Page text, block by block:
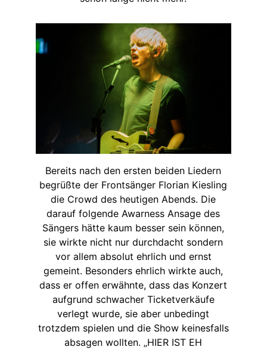
Bereits nach den ersten beiden Liedern
begrüßte der Frontsänger Florian Kiesling
die Crowd des heutigen Abends. Die
darauf folgende Awarness Ansage des
Sängers hätte kaum besser sein können,
sie wirkte nicht nur durchdacht sondern
vor allem absolut ehrlich und ernst
gemeint. Besonders ehrlich wirkte auch,
dass er offen erwähnte, dass das Konzert
aufgrund schwacher Ticketverkäufe
verlegt wurde, sie aber unbedingt
trotzdem spielen und die Show keinesfalls
absagen wollten. „HIER IST EH